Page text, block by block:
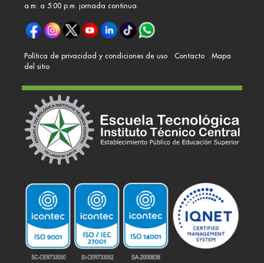
a.m. a 5:00 p.m. jornada continua.
Política de privacidad y condiciones de uso Contacto
Mapa
del sitio